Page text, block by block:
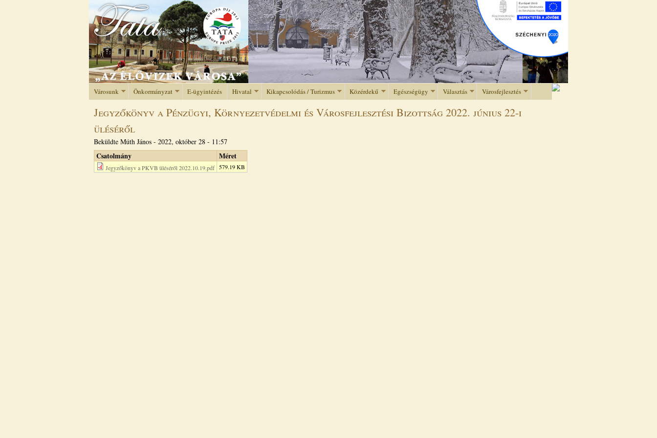
Jump to navigation
Városunk Önkormányzat E-ügyintézés Hivatal Kikapcsolódás / Turizmus Közérdekű Egészségügy Választás Városfejlesztés
Jegyzőkönyv a Pénzügyi, Környezetvédelmi és Városfejlesztési Bizottság 2022. június 22-i
üléséről
Beküldte Múth János - 2022, október 28 - 11:57
Csatolmány Méret
Jegyzőkönyv a PKVB üléséről 2022.10.19.pdf 579.19 KB